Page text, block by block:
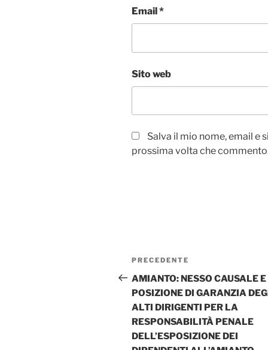
Email*
Sito web
Salva il mio nome, email e
prossima volta che
Navigazione
articoli
Articolo
precedente:
PRECEDENTE
AMIANTO: NESSO CAUSALE E
POSIZIONE DI GARANZIA
ALTI DIRIGENTI PER LA
RESPONSABILITÀ PENALE
DELL’ESPOSIZIONE DEI